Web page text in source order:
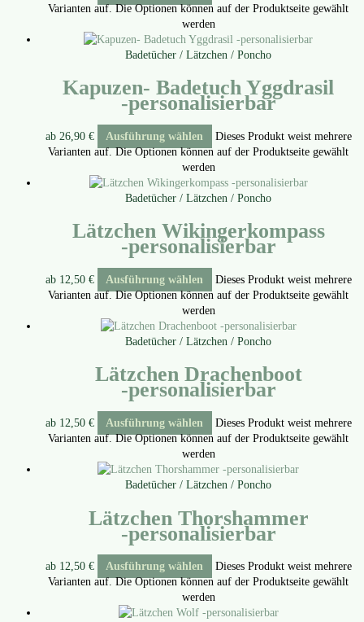
Varianten auf. Die Optionen können auf der Produktseite gewählt
werden
Badetücher / Lätzchen / Poncho
Kapuzen- Badetuch Yggdrasil
‑personalisierbar
ab 26,90 € Ausführung wählen
Dieses Produkt weist mehrere
Varianten auf. Die Optionen können auf der Produktseite gewählt
werden
Badetücher / Lätzchen / Poncho
Lätzchen Wikingerkompass
‑personalisierbar
ab 12,50 € Ausführung wählen
Dieses Produkt weist mehrere
Varianten auf. Die Optionen können auf der Produktseite gewählt
werden
Badetücher / Lätzchen / Poncho
Lätzchen Drachenboot
‑personalisierbar
ab 12,50 € Ausführung wählen
Dieses Produkt weist mehrere
Varianten auf. Die Optionen können auf der Produktseite gewählt
werden
Badetücher / Lätzchen / Poncho
Lätzchen Thorshammer
‑personalisierbar
ab 12,50 € Ausführung wählen
Dieses Produkt weist mehrere
Varianten auf. Die Optionen können auf der Produktseite gewählt
werden